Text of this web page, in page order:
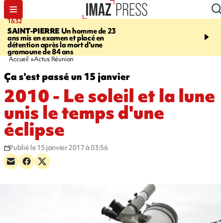
16:32
SAINT-PIERREUn homme de 23
ans mis en examen et placé en
détention après la mort d'une
gramoune de 84 ans
21:08
et Turquie scellent un
Accueil Actus Réunion
Ça s'est passé un 15 janvier
2010 - Le soleil et la lune
unis le temps d'une
éclipse
Publié le 15 janvier 2017 à 03:56